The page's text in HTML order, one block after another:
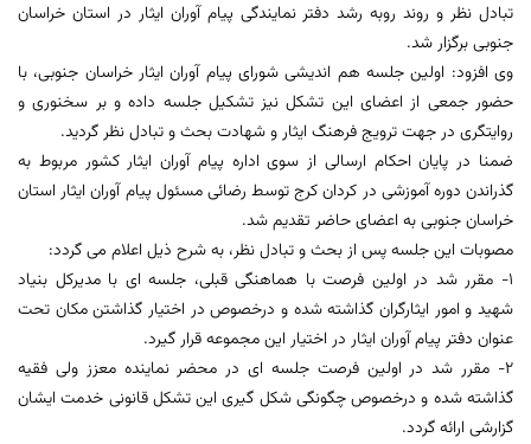
تبادل نظر و روند روبه رشد دفتر نمایندگی پیام آوران ایثار در استان خراسان
جنوبی برگزار شد.
وی افزود: اولین جلسه هم اندیشی شورای پیام آوران ایثار خراسان جنوبی، با
حضور جمعی از اعضای این تشکل نیز تشکیل جلسه داده و بر سخنوری و
روایتگری در جهت ترویج فرهنگ ایثار و شهادت بحث و تبادل نظر گردید.
ضمنا در پایان احکام ارسالی از سوی اداره پیام آوران ایثار کشور مربوط به
گذراندن دوره آموزشی در کردان کرج توسط رضائی مسئول پیام آوران ایثار استان
خراسان جنوبی به اعضای حاضر تقدیم شد.
مصوبات این جلسه پس از بحث و تبادل نظر، به شرح ذیل اعلام می گردد:
1- مقرر شد در اولین فرصت با هماهنگی قبلی، جلسه ای با مدیرکل بنیاد
شهید و امور ایثارگران گذاشته شده و درخصوص در اختیار گذاشتن مکان تحت
عنوان دفتر پیام آوران ایثار در اختیار این مجموعه قرار گیرد.
2- مقرر شد در اولین فرصت جلسه ای در محضر نماینده معزز ولی فقیه
گذاشته شده و درخصوص چگونگی شکل گیری این تشکل قانونی خدمت ایشان
گزارشی ارائه گردد.